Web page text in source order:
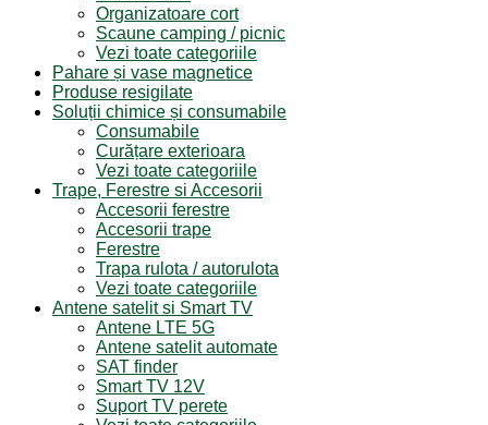
Organizatoare cort
Scaune camping / picnic
Vezi toate categoriile
Pahare și vase magnetice
Produse resigilate
Soluții chimice și consumabile
Consumabile
Curățare exterioara
Vezi toate categoriile
Trape, Ferestre si Accesorii
Accesorii ferestre
Accesorii trape
Ferestre
Trapa rulota / autorulota
Vezi toate categoriile
Antene satelit si Smart TV
Antene LTE 5G
Antene satelit automate
SAT finder
Smart TV 12V
Suport TV perete